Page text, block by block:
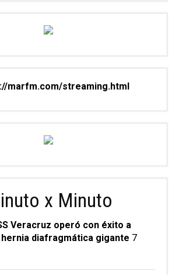
x Minuto
Veracruz operó con éxito a
diafragmática gigante 7